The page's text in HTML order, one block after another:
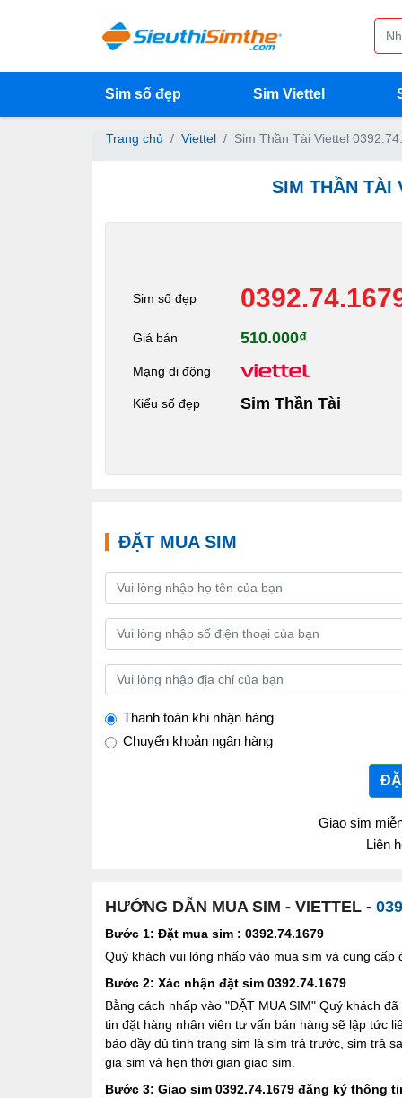
Sim số đẹp Sim Viettel
Trang chủ Viettel Sim Thần Tài Viettel
SIM THẦN TÀI
Sim số đẹp
Giá bán 510.000₫
Mạng di động
Kiểu số đẹp Sim Thần Tài
ĐẶT MUA SIM
Thanh toán khi nhận hàng
Chuyển khoản ngân hàng
Giao sim
Liên
HƯỚNG DẪN MUA SIM - VIETTEL -
Bước 1: Đặt mua sim : 0392.74.1679
Quý khách vui lòng nhấp vào mua sim và cung
Bước 2: Xác nhận đặt sim 0392.74.1679
Bằng cách nhấp vào "ĐẶT MUA SIM" Quý khách
tin đặt hàng nhân viên tư vấn bán hàng sẽ lập tức
báo đầy đủ tình trạng sim là sim trả trước, sim trả
giá sim và hẹn thời gian giao sim.
Bước 3: Giao sim 0392.74.1679 đăng ký thông